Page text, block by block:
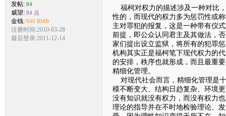
发帖: 84
威望: 84 点
金钱: 840 RMB
注册时间:2010-03-28
最后登录:2011-12-14
福柯对权力的描述涉及一种对比
性的，而现代的权力多为惩罚性或
主对罪犯的报复，这是一种带有仪
前提，即公众认同君主及其做法，
家们提出设立监狱，将所有的犯罪
机构其实正是福柯笔下现代权力的
的安排，秩序也就形成，而且最重
精细化管理。
对现代社会而言，精细化管理是
模不断变大、结构日趋复杂、环境
没有知识就没有权力，而没有权力
理论的指导并在不时地检验理论、